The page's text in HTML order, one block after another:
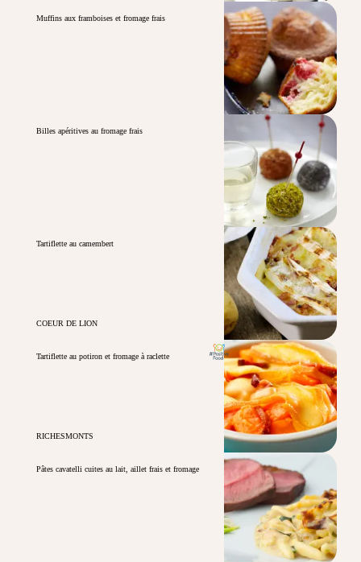
Muffins aux framboises et fromage frais
Billes apéritives au fromage frais
Tartiflette au camembert
COEUR DE LION
Tartiflette au potiron et fromage à raclette
RICHESMONTS
Pâtes cavatelli cuites au lait, aillet frais et fromage